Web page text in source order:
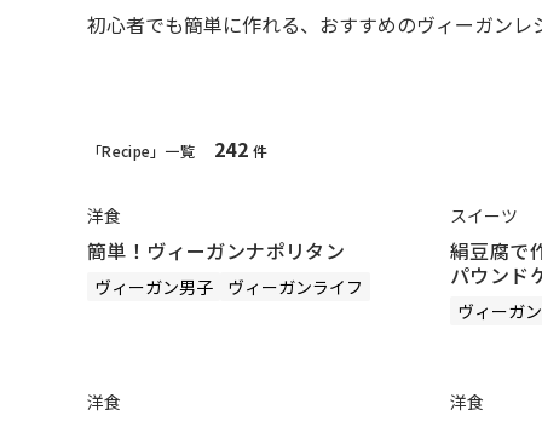
初心者でも簡単に作れる、おすすめのヴィーガンレ
「Recipe」一覧 242 件
洋食
簡単！ヴィーガンナポリタン
ヴィーガン男子 ヴィーガンライフ
スイーツ
絹豆腐で
パウンド
ヴィーガ
洋食 洋食